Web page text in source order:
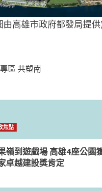
由高雄市政府都發局提供
區 共塑南
焦點
嶺到遊戲場 高雄4座公園
卓越建設獎肯定